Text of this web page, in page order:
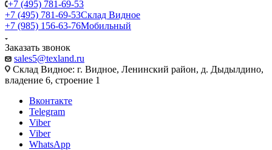
+7 (495) 781-69-53
+7 (495) 781-69-53Склад Видное
+7 (985) 156-63-76Мобильный
Заказать звонок
sales5@texland.ru
Склад Видное: г. Видное, Ленинский район, д. Дыдылдино,
владение 6, строение 1
Вконтакте
Telegram
Viber
Viber
WhatsApp